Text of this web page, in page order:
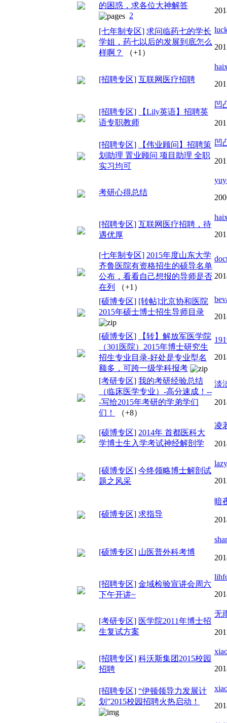
的困惑，求各位大神解答
2
[七年制专区] 求问临药七的学长
学姐，药七以后的发展到底怎么
样啊？
（+1）
[招聘专区] 互联网医疗招聘
[招聘专区]
【Lily英语】招聘英
语专职教师
凹
[招聘专区]
【伟业顾问】招聘策
划助理 置业顾问 项目助理 全职
实习均可
凹
考研心得总结
[招聘专区] 互联网医疗招聘，待
遇优厚
[七年制专区] 2015年度山东大学
齐鲁医院有资格招生的硕导名单
公布，看看自己想报的导师是否
在列
（+1）
[硕博专区] [转帖]北京协和医院
2015年硕士博士招生导师目录
[硕博专区]
【转】解放军医学院
（301医院）2015年博士研究生
招生专业目录-好处是专业型名
额多，可跨一级学科报考
[考研专区] 我的考研经验总结
（临床医学专业）-高分速成！--
-写给2015年考研的学弟学们
们！
（+8）
淡
[硕博专区] 2014年 首都医科大
学博士生入学考试神经解剖学
凌
[硕博专区] 今终领略博士解剖试
题之风采
[硕博专区] 求指导
暗
[硕博专区] 山医普外科考博
[招聘专区] 金域检验宣讲会周六
下午开讲~
[考研专区] 医学院2011年博士招
生复试方案
无
[招聘专区] 科沃斯集团2015校园
招聘
[招聘专区] “伊顿领导力发展计
划”2015校园招聘火热启动！